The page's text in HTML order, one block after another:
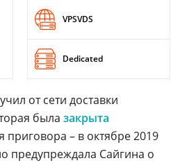
VPSVDS
Dedicated
от сети доставки
была закрыта
приговора – в октябре 2019
предупреждала Сайгина о